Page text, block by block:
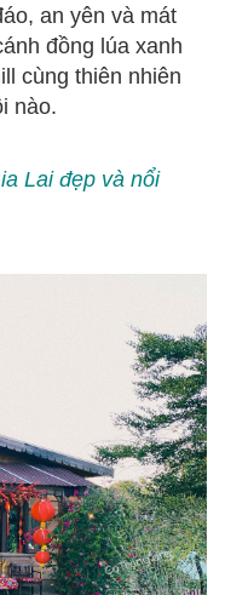
an yên và mát
đồng lúa xanh
cùng thiên nhiên
nào.
Lai đẹp và nổi